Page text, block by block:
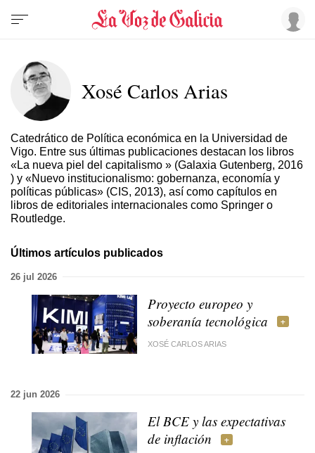
Xosé Carlos Arias
Catedrático de Política económica en la Universidad de
Vigo. Entre sus últimas publicaciones destacan los libros
«La nueva piel del capitalismo » (Galaxia Gutenberg, 2016
) y «Nuevo institucionalismo: gobernanza, economía y
políticas públicas» (CIS, 2013), así como capítulos en
libros de editoriales internacionales como Springer o
Routledge.
Últimos artículos publicados
26 jul 2026
Proyecto europeo y
soberanía tecnológica
XOSÉ CARLOS ARIAS
22 jun 2026
El BCE y las expectativas
de inflación